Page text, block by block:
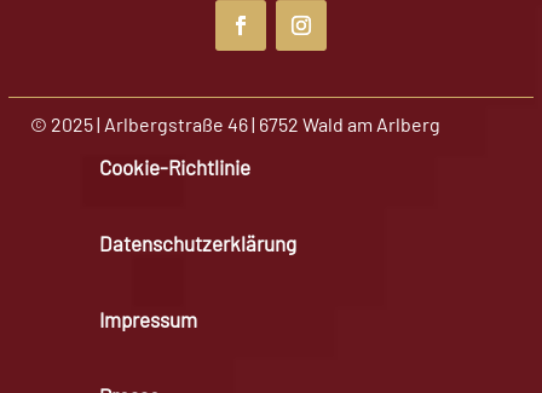
© 2025 | Arlbergstraße 46 | 6752 Wald am Arlberg
Cookie-Richtlinie
Datenschutzerklärung
Impressum